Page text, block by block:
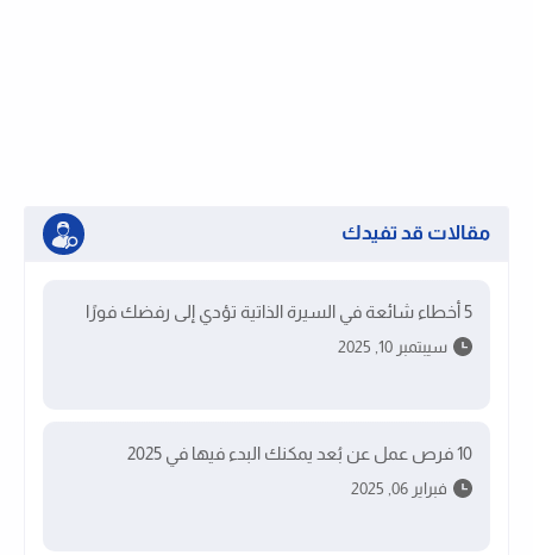
مقالات قد تفيدك
5 أخطاء شائعة في السيرة الذاتية تؤدي إلى رفضك فورًا
سيبتمبر 10, 2025
10 فرص عمل عن بُعد يمكنك البدء فيها في 2025
فبراير 06, 2025